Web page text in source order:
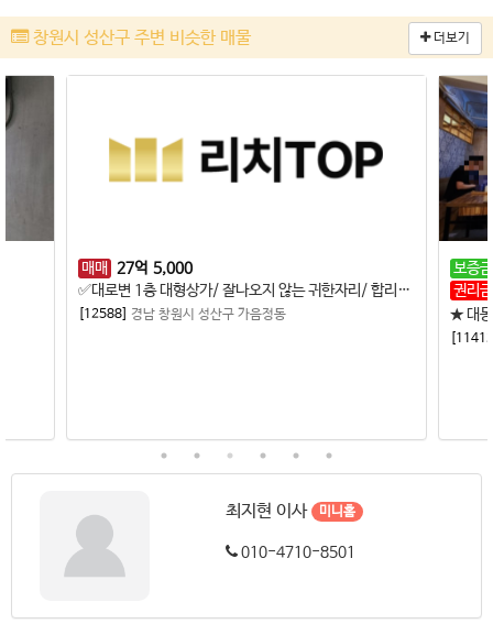
더보기
창원시 성산구 주변 비슷한 매물
매매 27억 5,000
✅️대로변 1층 대형상가/ 잘나오지 않는 귀한자리/ 합리적인 매매가/ 간판노출 최상/광고.유동인구 최다자리
[12588] 경남 창원시 성산구 가음정동
보증금
권리금
최지현 이사 미니홈
010-4710-8501